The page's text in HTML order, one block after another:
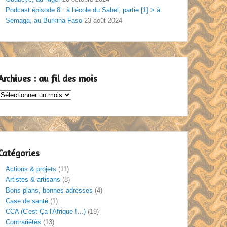
Podcast épisode 8 : à l’école du Sahel, partie [1] > à
Semaga, au Burkina Faso 23 août 2024
: au fil des mois
Archives
Actions & projets (11)
Artistes & artisans (8)
Bons plans, bonnes adresses (4)
Case de santé (1)
CCA (C'est Ça l'Afrique !…) (19)
Contrariétés (13)